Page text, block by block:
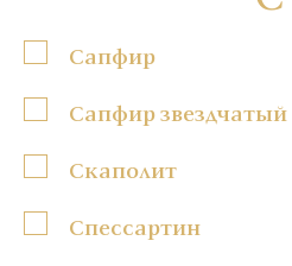
Сапфир
Сапфир звездчатый
Скаполит
Спессартин